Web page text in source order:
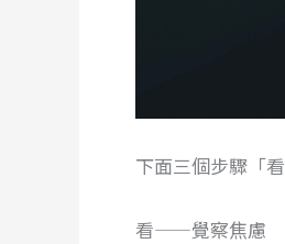
下面三個步驟「
看——覺察焦慮